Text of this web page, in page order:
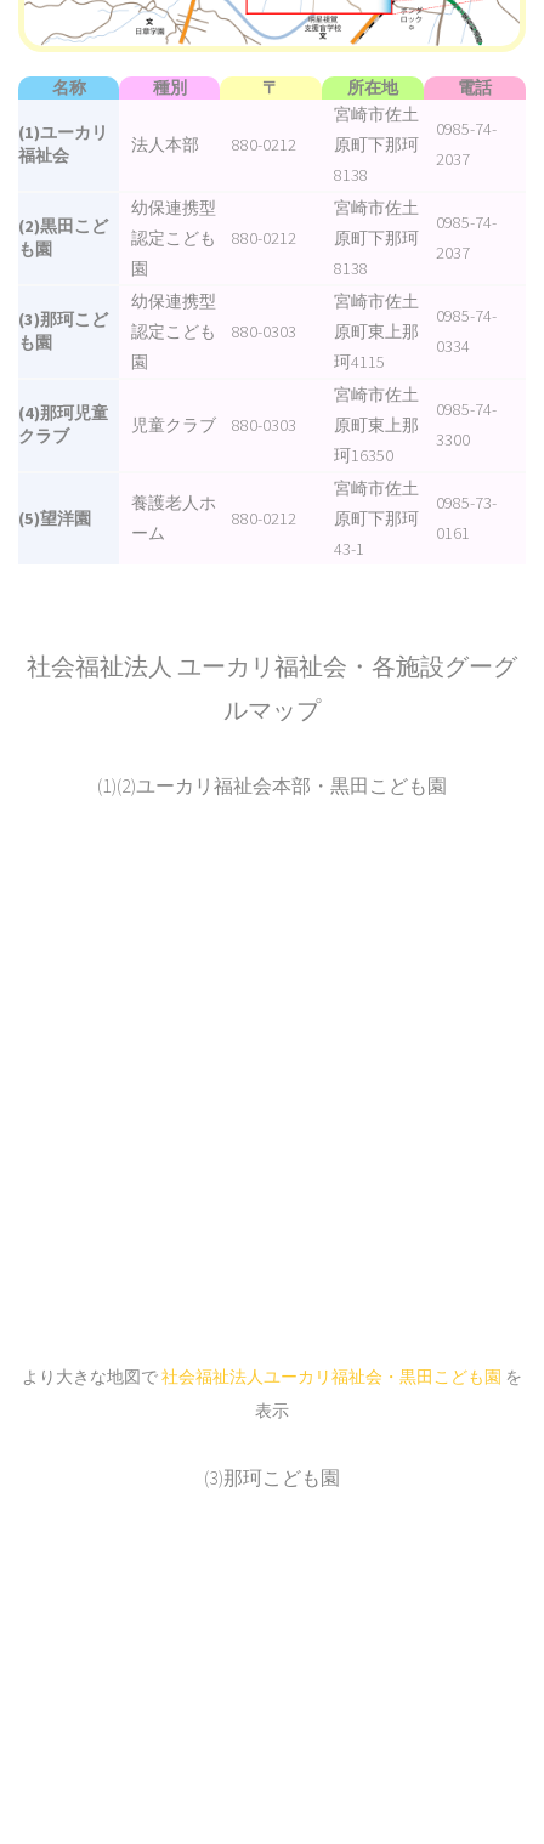
名称 種別 〒 所在地 電話
(1)ユーカリ
福祉会
法人本部 880-0212
宮崎市佐土
原町下那珂
8138
0985-74-
2037
(2)黒田こど
も園
幼保連携型
認定こども
園
880-0212
宮崎市佐土
原町下那珂
8138
0985-74-
2037
(3)那珂こど
も園
幼保連携型
認定こども
園
880-0303
宮崎市佐土
原町東上那
珂4115
0985-74-
0334
(4)那珂児童
クラブ
児童クラブ 880-0303
宮崎市佐土
原町東上那
珂16350
0985-74-
3300
(5)望洋園
養護老人ホ
ーム
880-0212
宮崎市佐土
原町下那珂
43-1
0985-73-
0161
社会福祉法人 ユーカリ福祉会・各施設グーグ
ルマップ
(1)(2)ユーカリ福祉会本部・黒田こども園
より大きな地図で社会福祉法人ユーカリ福祉会・黒田こども園 を
表示
(3)那珂こども園